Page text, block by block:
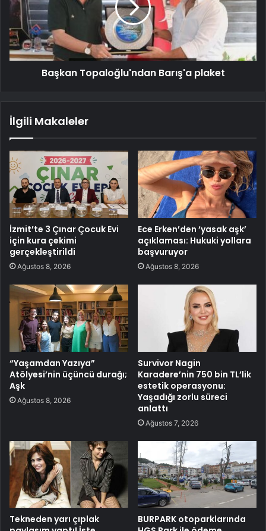
Başkan Topaloğlu'ndan Barış'a plaket
İlgili Makaleler
İzmit’te 3 Çınar Çocuk Evi
için kura çekimi
gerçekleştirildi
Ağustos 8, 2026
Ece Erken’den ‘yasak aşk’
açıklaması: Hukuki yollara
başvuruyor
Ağustos 8, 2026
“Yaşamdan Yazıya”
Atölyesi’nin üçüncü durağı;
Aşk
Ağustos 8, 2026
Survivor Nagin
Karadere’nin 750 bin TL’lik
estetik operasyonu:
Yaşadığı zorlu süreci
anlattı
Ağustos 7, 2026
Tekneden yarı çıplak
BURPARK otoparklarında